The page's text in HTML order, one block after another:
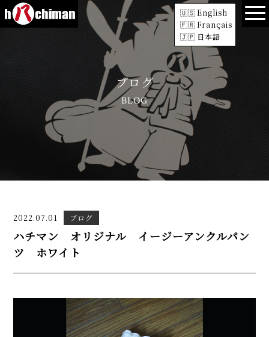
English
Français
日本語
ブログ
BLOG
2022.07.01 ブログ
ハチマン オリジナル イージーアンクルパン
ツ ホワイト